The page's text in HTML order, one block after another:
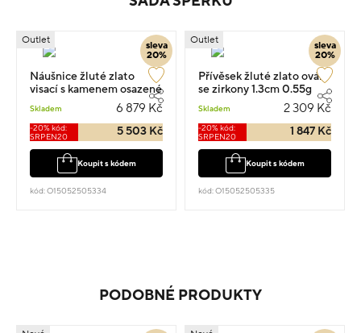
sleva
20%
Outlet
Náušnice žluté zlato
visací s kamenem osazené
zirkony 1.6cm 1.75g
Skladem 6 879 Kč
-20% kód:
SRPEN20
5 503 Kč
Koupit s kódem
kód: O15052505334
sleva
20%
Outlet
Přívěsek žluté zlato ovál
se zirkony 1.3cm 0.55g
Skladem 2 309 Kč
-20% kód:
SRPEN20
1 847 Kč
Koupit s kódem
kód: O15052505335
PODOBNÉ PRODUKTY